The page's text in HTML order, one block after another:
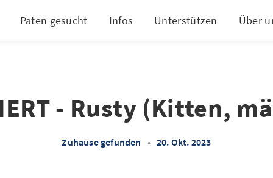
Paten gesucht Infos Unterstützen Über
- Rusty (Kitten,
Zuhause gefunden • 20. Okt. 2023